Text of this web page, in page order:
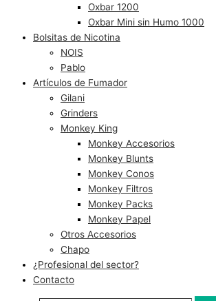
Oxbar 1200
Oxbar Mini sin Humo 1000
Bolsitas de Nicotina
NOIS
Pablo
Artículos de Fumador
Gilani
Grinders
Monkey King
Monkey Accesorios
Monkey Blunts
Monkey Conos
Monkey Filtros
Monkey Packs
Monkey Papel
Otros Accesorios
Chapo
¿Profesional del sector?
Contacto